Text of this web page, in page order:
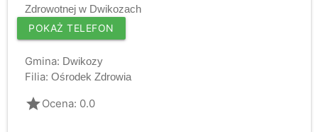
Zdrowotnej w Dwikozach
POKAŻ TELEFON
Gmina: Dwikozy
Filia: Ośrodek Zdrowia
gradeOcena: 0.0